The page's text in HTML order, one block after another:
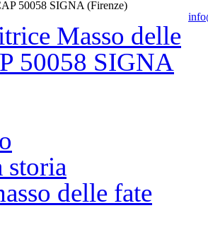
50058 SIGNA (Firenze)
storia
delle fate